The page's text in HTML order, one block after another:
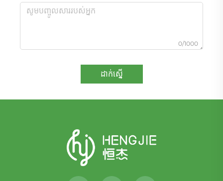
0/1000
ដាក់ស្នើ